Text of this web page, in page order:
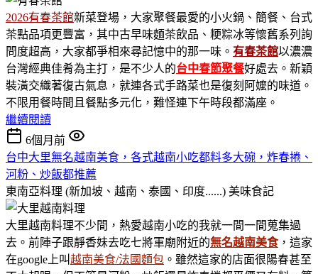
2026有春茶館新菜登場，大家聚餐最愛的小火鍋、簡餐、台式
茶點品項更豐富，其中古早味麵茶飲品、粳粽冰等懷舊系列詢
問度超高，大家都爭相來尋記憶中的那一味。 有春茶館以濃濃
台灣經典佳肴為主打，是不少人的台中春節聚餐好處去。新穎
裝潢交織著復古氣息，就連各式手路菜也是復刻阿嬤的味道。
不限用餐時間且餐點多元化，難怪連下午時段都滿座。
繼續閱讀
6個月前
台中大里無名越南美食，各式越南小吃都料多大碗，炸春捲、
河粉、炒飯都推薦
東南亞料理 (新加坡、越南、泰國、印度......) 美味食記
大里越南料理不少間，熱愛越南小吃的我就一間一間蒐集過
去。前陣子跟靜香妹去吃七將軍廟附近的無名越南美食，這家
在google上叫越南美食/法國麵包 。雖然這家的店面很陽春甚至